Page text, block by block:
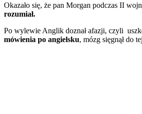
Okazało się, że pan Morgan podczas II
rozumiał.
Po wylewie Anglik doznał afazji, czyli
mówienia po angielsku, mózg sięgnął do